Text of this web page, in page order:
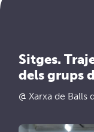
Sitges.
dels grups
@ Xarxa de Balls